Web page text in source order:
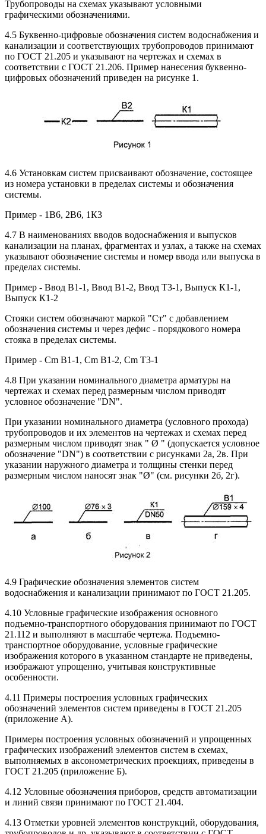
Трубопроводы на схемах указывают условными
графическими обозначениями.
4.5 Буквенно-цифровые обозначения систем водоснабжения и
канализации и соответствующих трубопроводов принимают
по ГОСТ 21.205 и указывают на чертежах и схемах в
соответствии с ГОСТ 21.206. Пример нанесения буквенно-
цифровых обозначений приведен на рисунке 1.
4.6 Установкам систем присваивают обозначение, состоящее
из номера установки в пределах системы и обозначения
системы.
Пример - 1В6, 2В6, 1К3
4.7 В наименованиях вводов водоснабжения и выпусков
канализации на планах, фрагментах и узлах, а также на схемах
указывают обозначение системы и номер ввода или выпуска в
пределах системы.
Пример - Ввод В1-1, Ввод В1-2, Ввод Т3-1, Выпуск К1-1,
Выпуск К1-2
Стояки систем обозначают маркой "Ст" с добавлением
обозначения системы и через дефис - порядкового номера
стояка в пределах системы.
Пример - Cm В1-1, Cm В1-2, Cm Т3-1
4.8 При указании номинального диаметра арматуры на
чертежах и схемах перед размерным числом приводят
условное обозначение "DN".
При указании номинального диаметра (условного прохода)
трубопроводов и их элементов на чертежах и схемах перед
размерным числом приводят знак " Ø " (допускается условное
обозначение "DN") в соответствии с рисунками 2а, 2в. При
указании наружного диаметра и толщины стенки перед
размерным числом наносят знак "Ø" (см. рисунки 2б, 2г).
4.9 Графические обозначения элементов систем
водоснабжения и канализации принимают по ГОСТ 21.205.
4.10 Условные графические изображения основного
подъемно-транспортного оборудования принимают по ГОСТ
21.112 и выполняют в масштабе чертежа. Подъемно-
транспортное оборудование, условные графические
изображения которого в указанном стандарте не приведены,
изображают упрощенно, учитывая конструктивные
особенности.
4.11 Примеры построения условных графических
обозначений элементов систем приведены в ГОСТ 21.205
(приложение А).
Примеры построения условных обозначений и упрощенных
графических изображений элементов систем в схемах,
выполняемых в аксонометрических проекциях, приведены в
ГОСТ 21.205 (приложение Б).
4.12 Условные обозначения приборов, средств автоматизации
и линий связи принимают по ГОСТ 21.404.
4.13 Отметки уровней элементов конструкций, оборудования,